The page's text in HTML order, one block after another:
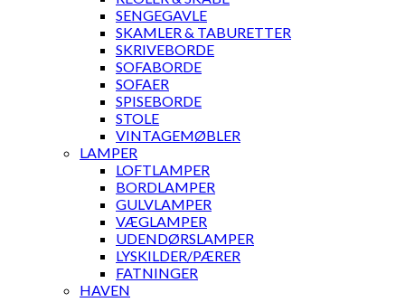
SENGEGAVLE
SKAMLER & TABURETTER
SKRIVEBORDE
SOFABORDE
SOFAER
SPISEBORDE
STOLE
VINTAGEMØBLER
LAMPER
LOFTLAMPER
BORDLAMPER
GULVLAMPER
VÆGLAMPER
UDENDØRSLAMPER
LYSKILDER/PÆRER
FATNINGER
HAVEN